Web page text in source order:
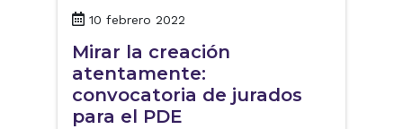
10 febrero 2022
Mirar la creación
atentamente:
convocatoria de jurados
para el PDE